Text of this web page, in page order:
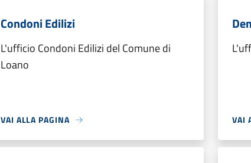
Condoni Edilizi
L'ufficio Condoni Edilizi del Comune di
Loano
VAI ALLA PAGINA VAI